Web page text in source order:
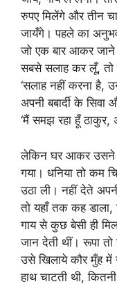
रुपए मिलेंगे और तीन
जायँगे। पहले का
जो एक बार आकर
सबसे सलाह कर लूँ, तो
‘सलाह नहीं करना है,
अपनी बबार्दी के
‘मैं समझ रहा हूँ
लेकिन घर आकर उसने
गया। धनिया तो कम
उठा ली। नहीं देते
तो यहाँ तक कह
गाय से कुछ बेसी ही
जान देती थीं। रूपा
उसे खिलाये कौर मुँह में
हाथ चाटती थी,